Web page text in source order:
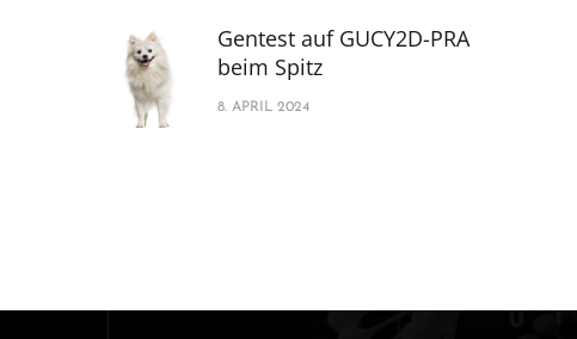
Gentest auf GUCY2D-PRA
beim Spitz
8. APRIL 2024